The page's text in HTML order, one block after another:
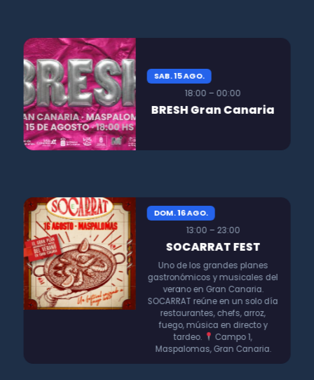
SAB. 15 AGO.
18:00 – 00:00
BRESH Gran Canaria
DOM. 16 AGO.
13:00 – 23:00
SOCARRAT FEST
Uno de los grandes planes
gastronómicos y musicales del
verano en Gran Canaria.
SOCARRAT reúne en un solo día
restaurantes, chefs, arroz,
fuego, música en directo y
tardeo.
Campo 1,
Maspalomas, Gran Canaria.